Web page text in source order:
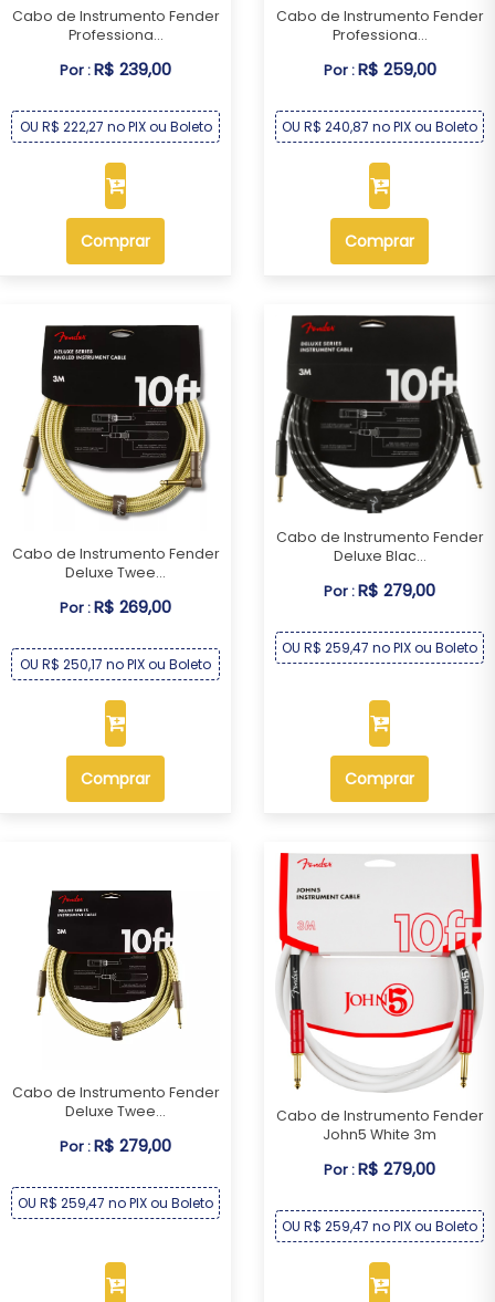
Cabo de Instrumento Fender
Professiona...
Por :R$ 239,00
OU R$ 222,27 no PIX ou Boleto
Comprar
Cabo de Instrumento Fender
Professiona...
Por :R$ 259,00
OU R$ 240,87 no PIX ou Boleto
Comprar
Cabo de Instrumento Fender
Deluxe Twee...
Por :R$ 269,00
OU R$ 250,17 no PIX ou Boleto
Comprar
Cabo de Instrumento Fender
Deluxe Blac...
Por :R$ 279,00
OU R$ 259,47 no PIX ou Boleto
Comprar
Cabo de Instrumento Fender
Deluxe Twee...
Por :R$ 279,00
OU R$ 259,47 no PIX ou Boleto
Cabo de Instrumento Fender
John5 White 3m
Por :R$ 279,00
OU R$ 259,47 no PIX ou Boleto